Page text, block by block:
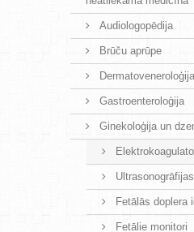
Audiologopēdija
Brūču aprūpe
Dermatoveneroloģija
Gastroenteroloģija
Ginekoloģija un
Fetālās doplera
Fetālie monitori